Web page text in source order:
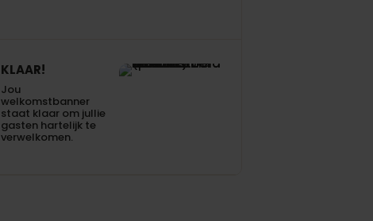
KLAAR!
Jou
welkomstbanner
staat klaar om jullie
gasten hartelijk te
verwelkomen.